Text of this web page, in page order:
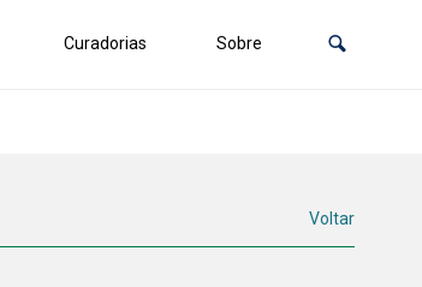
Curadorias Sobre
Voltar